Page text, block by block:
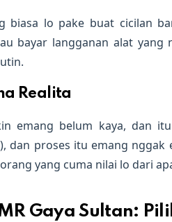
biasa lo pake buat cicilan
bayar langganan alat yang
Realita
emang belum kaya, dan
dan proses itu emang
yang cuma nilai lo dari
Gaya Sultan: